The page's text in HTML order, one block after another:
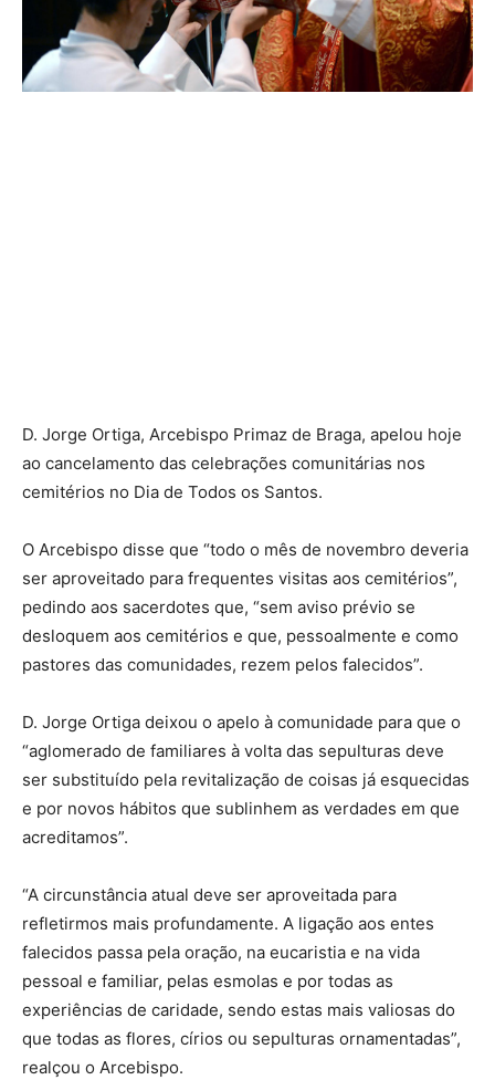
D. Jorge Ortiga, Arcebispo Primaz de Braga, apelou hoje
ao cancelamento das celebrações comunitárias nos
cemitérios no Dia de Todos os Santos.
O Arcebispo disse que “todo o mês de novembro deveria
ser aproveitado para frequentes visitas aos cemitérios”,
pedindo aos sacerdotes que, “sem aviso prévio se
desloquem aos cemitérios e que, pessoalmente e como
pastores das comunidades, rezem pelos falecidos”.
D. Jorge Ortiga deixou o apelo à comunidade para que o
“aglomerado de familiares à volta das sepulturas deve
ser substituído pela revitalização de coisas já esquecidas
e por novos hábitos que sublinhem as verdades em que
acreditamos”.
“A circunstância atual deve ser aproveitada para
refletirmos mais profundamente. A ligação aos entes
falecidos passa pela oração, na eucaristia e na vida
pessoal e familiar, pelas esmolas e por todas as
experiências de caridade, sendo estas mais valiosas do
que todas as flores, círios ou sepulturas ornamentadas”,
realçou o Arcebispo.